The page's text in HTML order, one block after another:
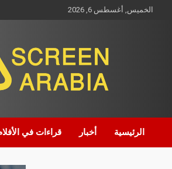
الخميس, أغسطس 6, 2026
Screen Arabia
الرئيسية أخبار قراءات في